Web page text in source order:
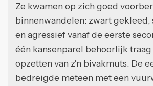
Ze kwamen op zich goed
binnenwandelen: zwart gekleed,
en agressief vanaf de eerste
één kansenparel behoorlijk
opzetten van z'n bivakmuts. De
bedreigde meteen met een